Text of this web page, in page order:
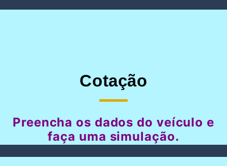
Cotação
Preencha os dados do veículo e
faça uma simulação.